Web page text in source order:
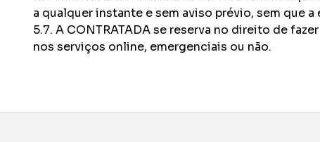
a qualquer instante e sem aviso prévio, sem que
5.7. A CONTRATADA se reserva no direito de
nos serviços online, emergenciais ou não.